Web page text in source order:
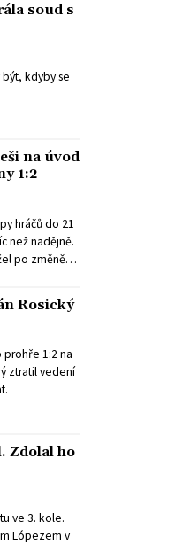
soud s
kdyby se
na úvod
1:2
hráčů do 21
než nadějně.
po změně
Rosický
prohře 1:2 na
ztratil vedení
Zdolal ho
ve 3. kole.
Lópezem v